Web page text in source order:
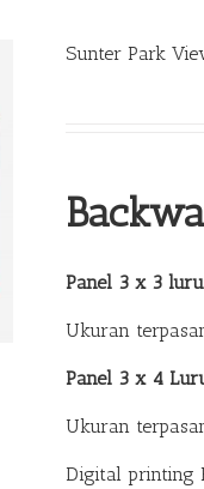
Sunter Park
Panel 3 x 3
Ukuran
Panel 3 x 4
Ukuran
Digital printing